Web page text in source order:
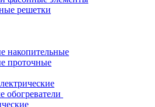
решетки
накопительные
проточные
обогреватели